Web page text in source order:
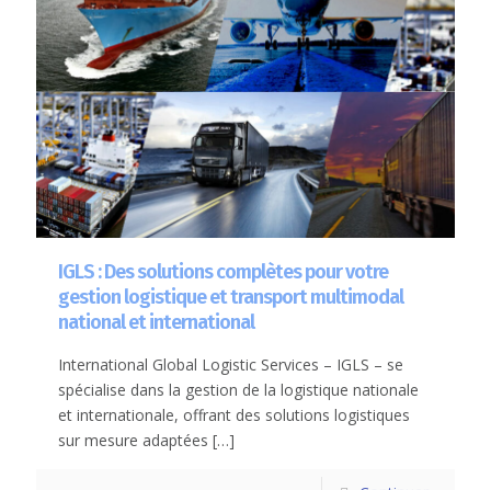
IGLS : Des solutions complètes pour votre
gestion logistique et transport multimodal
national et international
International Global Logistic Services – IGLS – se
spécialise dans la gestion de la logistique nationale
et internationale, offrant des solutions logistiques
sur mesure adaptées […]